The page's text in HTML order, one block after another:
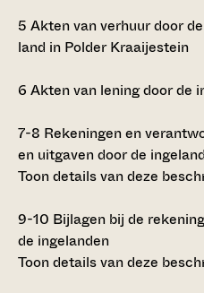
5 Akten van verhuur door
land in Polder Kraaijestein
6 Akten van lening door de
7-8 Rekeningen en
en uitgaven door de
Toon details van deze
9-10 Bijlagen bij de
de ingelanden
Toon details van deze